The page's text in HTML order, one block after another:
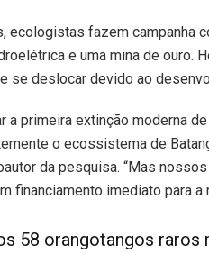
ecologistas fazem campanha
e uma mina de ouro.
se deslocar devido ao
a primeira extinção moderna
o ecossistema de
da pesquisa. “Mas
financiamento imediato para a
58 orangotangos